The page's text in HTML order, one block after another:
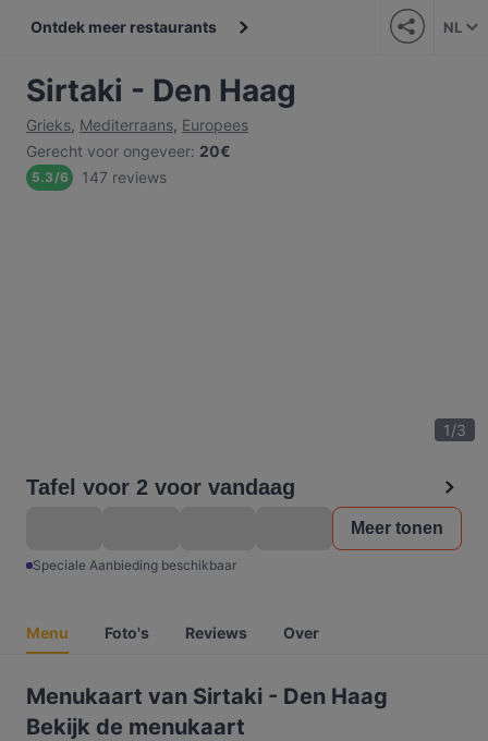
Ontdek meer restaurants NL
Sirtaki - Den Haag
Grieks, Mediterraans, Europees
Gerecht voor ongeveer: 20€
5.3/6 147 reviews
1/3
Tafel voor 2 voor vandaag
Meer tonen
Speciale Aanbieding beschikbaar
Menu Foto's Reviews Over
Menukaart van Sirtaki - Den Haag
Bekijk de menukaart